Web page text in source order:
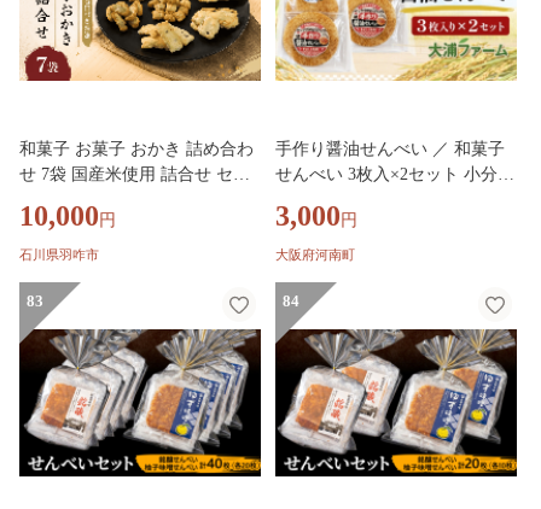
和菓子 お菓子 おかき 詰め合わ
せ 7袋 国産米使用 詰合せ セッ
ち 国産 お菓子 米菓 和菓子 大
豆 煎餅 せんべい 米菓子 おつま
贈答品 贈り物 ギフト プレゼン
ト おやつ 北陸 石川県 能登 石
川 羽咋 朱鷺 トキ 放鳥 宮本製
菓 1万円 10000円 一万円
10,000 円
石川県羽咋市
手作り醤油せんべい ／ 和菓子
せんべい 3枚入×2セット 小分け
認証 化学肥料不使用 大浦ファ
ーム No.408
3,000 円
大阪府河南町
83 84